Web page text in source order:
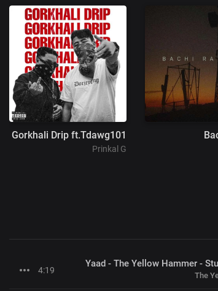
Gorkhali Drip ft.Tdawg101
Prinkal G
Yaad - The Yellow Hammer -
The
4:19